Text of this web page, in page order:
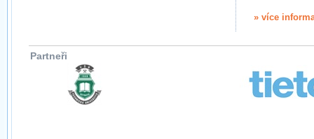
» více
Partneři